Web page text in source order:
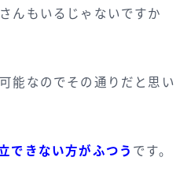
んもいるじゃないですか
能なのでその通りだと思い
できない方がふつう です。